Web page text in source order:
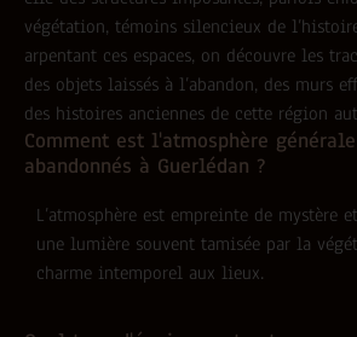
végétation, témoins silencieux de
arpentant ces espaces, on découvre les
des objets laissés à l’abandon, des murs
des histoires anciennes de cette région
Comment est l'atmosphère
abandonnés à Guerlédan ?
L’atmosphère est empreinte de mystère
une lumière souvent tamisée par la
charme intemporel aux lieux.